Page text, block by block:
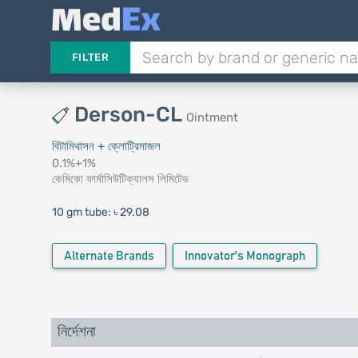
FILTER
Derson-CL Ointment
বিটামিথাসন + ক্লোট্রিমাজল
0.1%+1%
কেমিকো ফার্মাসিউটিক্যালস লিমিটেড
10 gm tube: ৳ 29.08
Alternate Brands Innovator's Monograph
নির্দেশনা